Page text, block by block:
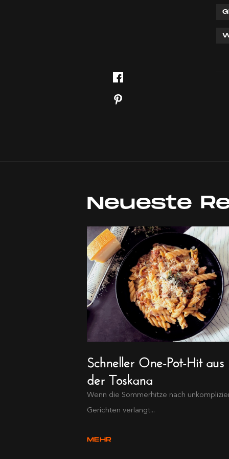
Neueste
Schneller One-Pot-Hit aus
der Toskana
Wenn die Sommerhitze nach
Gerichten verlangt...
MEHR